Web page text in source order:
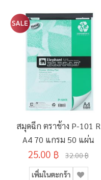
สมุดฉีก ตราช้าง P-101 R
A4 70 แกรม 50 แผ่น
25.00 ฿ 32.00 ฿
เพิ่มในตะกร้า